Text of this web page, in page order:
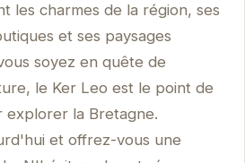
les charmes de la région, ses
et ses paysages
soyez en quête de
le Ker Leo est le point de
la Bretagne.
et offrez-vous une